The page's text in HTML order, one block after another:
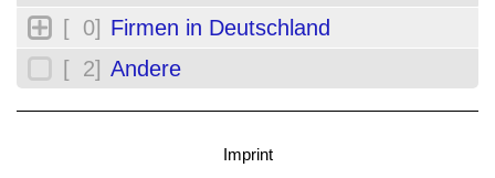
[ 0] Firmen in Deutschland
[ 2] Andere
Imprint